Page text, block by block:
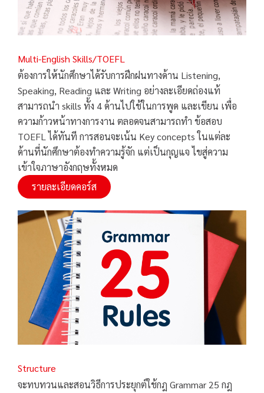
Multi-English Skills/TOEFL
ต้องการให้นักศึกษาได้รับการฝึกฝนทางด้าน Listening,
Speaking, Reading และ Writing อย่างละเอียดถ่องแท้
สามารถนำ skills ทั้ง 4 ด้านไปใช้ในการพูด และเขียน เพื่อ
ความก้าวหน้าทางการงาน ตลอดจนสามารถทำ ข้อสอบ
TOEFL ได้ทันที การสอนจะเน้น Key concepts ในแต่ละ
ด้านที่นักศึกษาต้องทำความรู้จัก แต่เป็นกุญแจ ไขสู่ความ
เข้าใจภาษาอังกฤษทั้งหมด
รายละเอียดคอร์ส
Structure
จะทบทวนและสอนวิธีการประยุกต์ใช้กฎ Grammar 25 กฎ